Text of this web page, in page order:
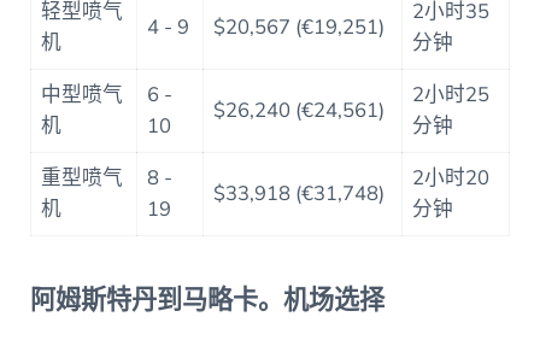
轻型喷气
机
4 - 9 $20,567 (€19,251)
2小时35
分钟
中型喷气
机
6 -
10
$26,240 (€24,561)
2小时25
分钟
重型喷气
机
8 -
19
$33,918 (€31,748)
2小时20
分钟
阿姆斯特丹到马略卡。机场选择